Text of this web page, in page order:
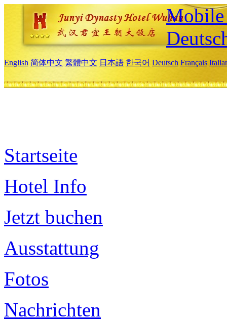
Mobile
English 简体中文 繁體中文 日本語 한국어 Deutsch Français
Startseite
Hotel Info
Jetzt buchen
Ausstattung
Fotos
Nachrichten